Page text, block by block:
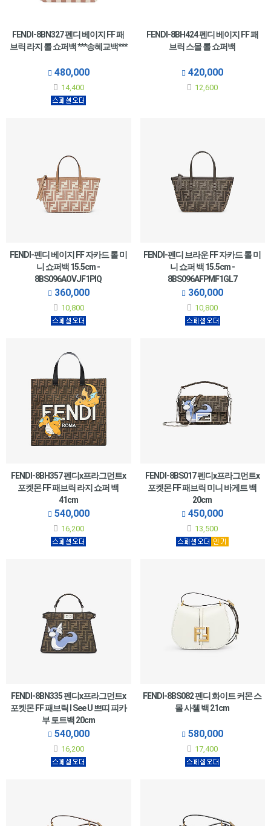
FENDI-8BN327 펜디 베이지 FF 패
브릭 라지 롤 쇼퍼백 ***송혜교백***
480,000
14,400
FENDI-8BH424 펜디 베이지 FF 패
브릭 스몰 롤 쇼퍼백
420,000
12,600
FENDI-펜디 베이지 FF 자카드 롤 미
니 쇼퍼백 15.5cm -
8BS096AOVJF1PIQ
360,000
10,800
FENDI-펜디 브라운 FF 자카드 롤 미
니 쇼퍼 백 15.5cm -
8BS096AFPMF1GL7
360,000
10,800
FENDI-8BH357 펜디x프라그먼트x
포켓몬 FF 패브릭 라지 쇼퍼 백
41cm
540,000
16,200
FENDI-8BS017 펜디x프라그먼트x
포켓몬 FF 패브릭 미니 바게트 백
20cm
450,000
13,500
FENDI-8BN335 펜디x프라그먼트x
포켓몬 FF 패브릭 I See U 쁘띠 피카
부 토트백 20cm
540,000
16,200
FENDI-8BS082 펜디 화이트 커몬 스
몰 사첼 백 21cm
580,000
17,400